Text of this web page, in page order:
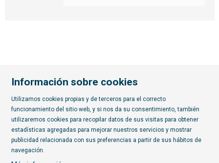
Diapositiva 2 de 7
Suscríbete al boletín
Información sobre cookies
Utilizamos cookies propias y de terceros para el correcto
funcionamiento del sitio web, y si nos da su consentimiento, también
utilizaremos cookies para recopilar datos de sus visitas para obtener
estadísticas agregadas para mejorar nuestros servicios y mostrar
publicidad relacionada con sus preferencias a partir de sus hábitos de
navegación.